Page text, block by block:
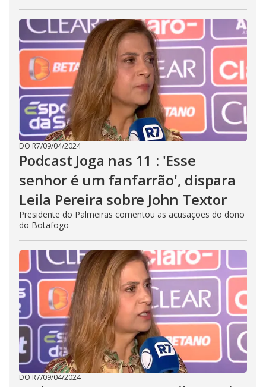
DO R7/09/04/2024
Podcast Joga nas 11 : 'Esse
senhor é um fanfarrão', dispara
Leila Pereira sobre John Textor
Presidente do Palmeiras comentou as acusações do dono
do Botafogo
DO R7/09/04/2024